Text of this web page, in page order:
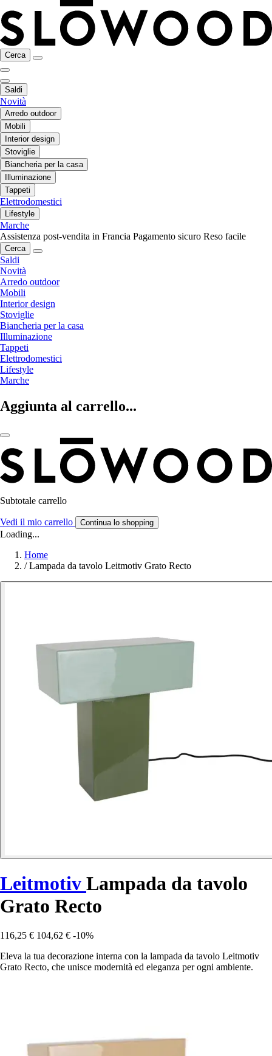
Cerca
Saldi
Novità
Arredo outdoor
Mobili
Interior design
Stoviglie
Biancheria per la casa
Illuminazione
Tappeti
Elettrodomestici
Lifestyle
Marche
Assistenza post-vendita in Francia Pagamento sicuro Reso facile
Cerca
Saldi
Novità
Arredo outdoor
Mobili
Interior design
Stoviglie
Biancheria per la casa
Illuminazione
Tappeti
Elettrodomestici
Lifestyle
Marche
Aggiunta al carrello...
Subtotale carrello
Vedi il mio carrello Continua lo shopping
Loading...
Home
/ Lampada da tavolo Leitmotiv Grato Recto
Leitmotiv Lampada da tavolo
Grato Recto
116,25 € 104,62 € -10%
Eleva la tua decorazione interna con la lampada da tavolo Leitmotiv
Grato Recto, che unisce modernità ed eleganza per ogni ambiente.